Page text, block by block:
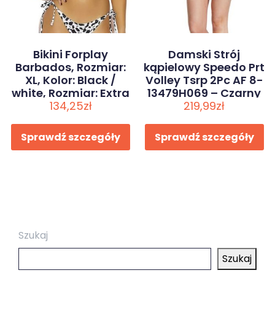
Bikini Forplay
Barbados, Rozmiar:
XL, Kolor: Black /
white, Rozmiar: Extra
larg
134,25zł
Sprawdź szczegóły
Damski Strój
kąpielowy Speedo Prt
Volley Tsrp 2Pc AF 8-
13479H069 – Czarny
219,99zł
Sprawdź szczegóły
Szukaj
Szukaj